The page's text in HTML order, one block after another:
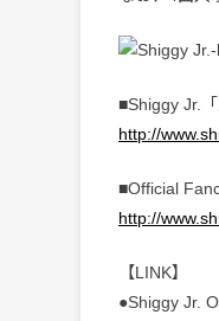
■Shiggy Jr.
http://
■Official
http://
【LINK】
●Shiggy Jr.